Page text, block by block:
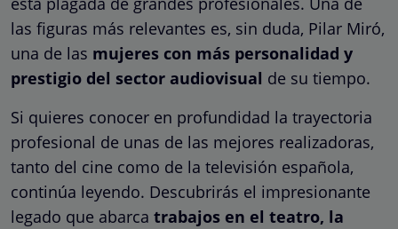
las figuras más relevantes es, sin duda, Pilar Miró,
una de las mujeres con más personalidad y
prestigio del sector audiovisual de su tiempo.
Si quieres conocer en profundidad la trayectoria
profesional de unas de las mejores realizadoras,
tanto del cine como de la televisión española,
continúa leyendo. Descubrirás el impresionante
legado que abarca trabajos en el teatro, la